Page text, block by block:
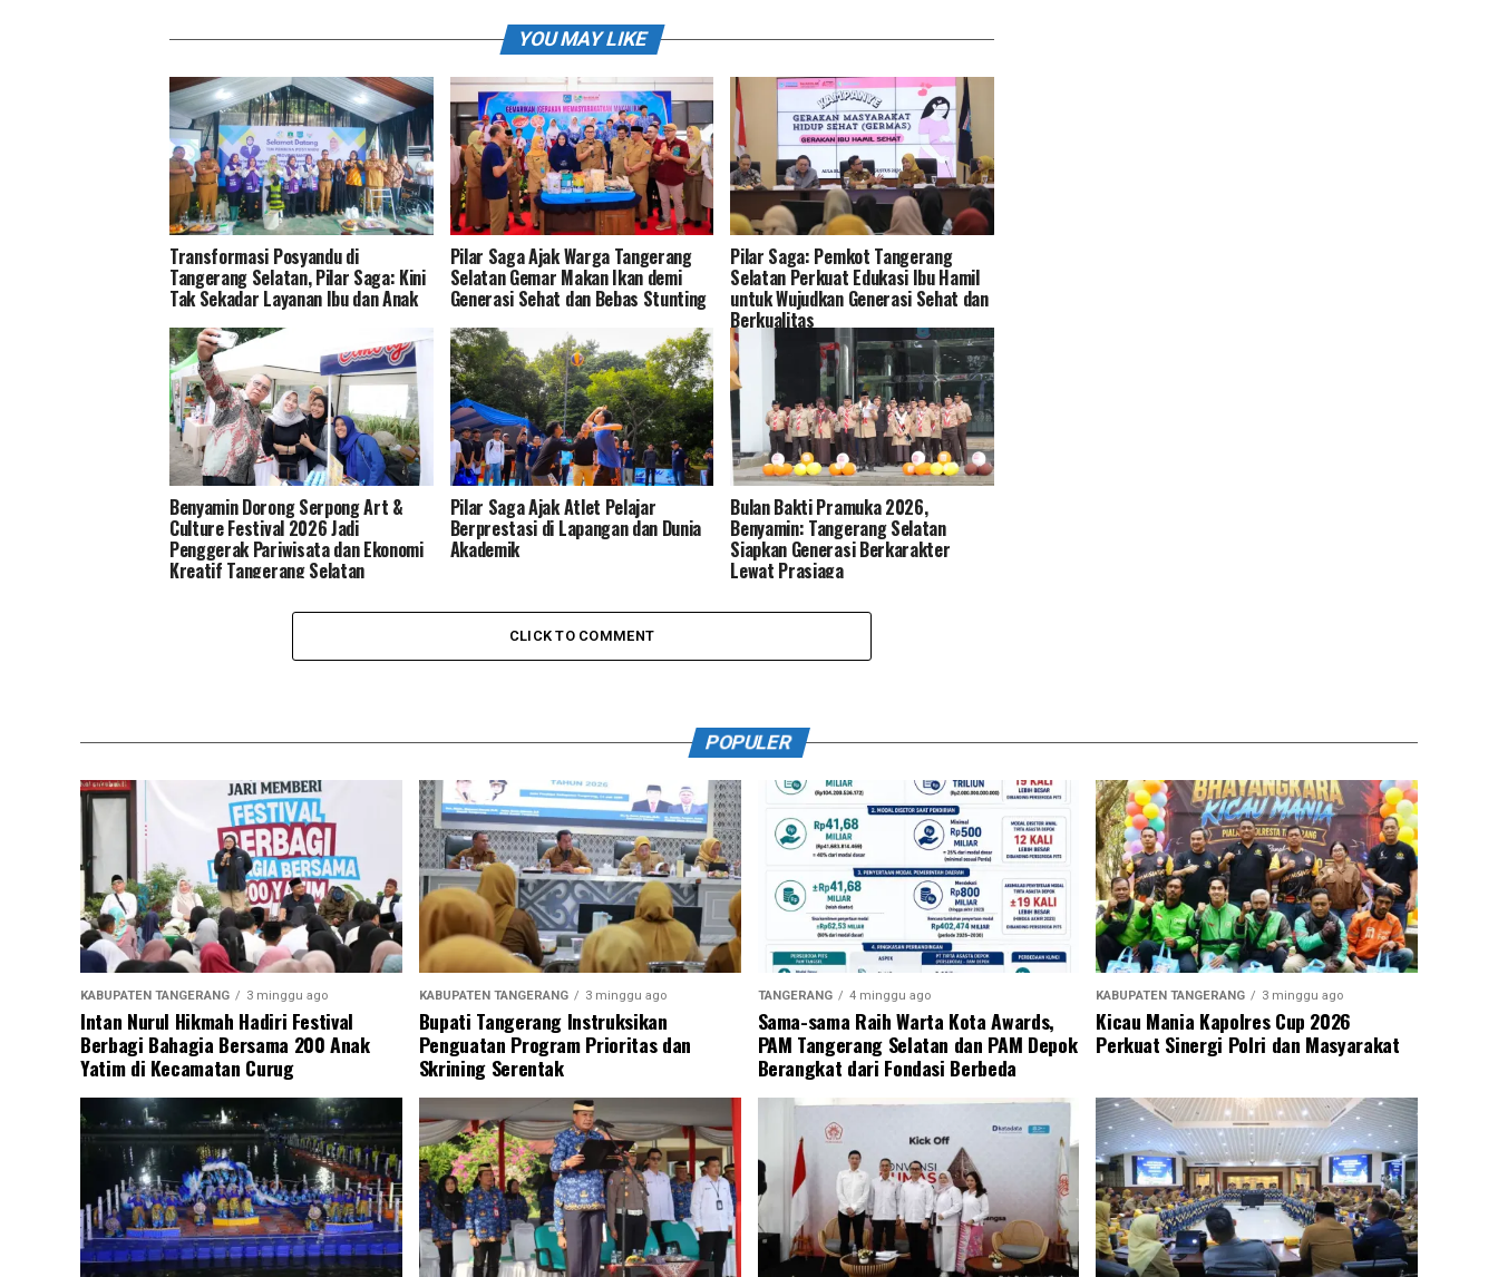
YOU MAY LIKE
Transformasi Posyandu di
Tangerang Selatan, Pilar Saga: Kini
Tak Sekadar Layanan Ibu dan Anak
Pilar Saga Ajak Warga Tangerang
Selatan Gemar Makan Ikan demi
Generasi Sehat dan Bebas Stunting
Pilar Saga: Pemkot Tangerang
Selatan Perkuat Edukasi Ibu Hamil
untuk Wujudkan Generasi Sehat dan
Berkualitas
Benyamin Dorong Serpong Art &
Culture Festival 2026 Jadi
Penggerak Pariwisata dan Ekonomi
Kreatif Tangerang Selatan
Pilar Saga Ajak Atlet Pelajar
Berprestasi di Lapangan dan Dunia
Akademik
Bulan Bakti Pramuka 2026,
Benyamin: Tangerang Selatan
Siapkan Generasi Berkarakter
Lewat Prasiaga
CLICK TO COMMENT
POPULER
KABUPATEN TANGERANG 3 minggu ago
Intan Nurul Hikmah Hadiri Festival
Berbagi Bahagia Bersama 200 Anak
Yatim di Kecamatan Curug
KABUPATEN TANGERANG 3 minggu ago
Bupati Tangerang Instruksikan
Penguatan Program Prioritas dan
Skrining Serentak
TANGERANG 4 minggu ago
Sama-sama Raih Warta Kota Awards,
PAM Tangerang Selatan dan PAM Depok
Berangkat dari Fondasi Berbeda
KABUPATEN TANGERANG 3 minggu ago
Kicau Mania Kapolres Cup 2026
Perkuat Sinergi Polri dan Masyarakat